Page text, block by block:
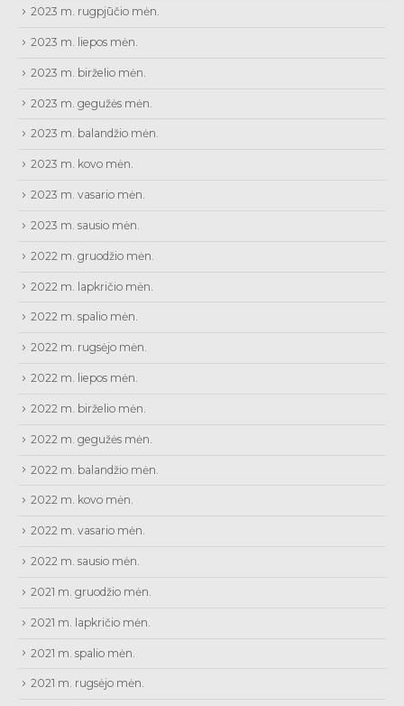
2023 m. rugpjūčio mėn.
2023 m. liepos mėn.
2023 m. birželio mėn.
2023 m. gegužės mėn.
2023 m. balandžio mėn.
2023 m. kovo mėn.
2023 m. vasario mėn.
2023 m. sausio mėn.
2022 m. gruodžio mėn.
2022 m. lapkričio mėn.
2022 m. spalio mėn.
2022 m. rugsėjo mėn.
2022 m. liepos mėn.
2022 m. birželio mėn.
2022 m. gegužės mėn.
2022 m. balandžio mėn.
2022 m. kovo mėn.
2022 m. vasario mėn.
2022 m. sausio mėn.
2021 m. gruodžio mėn.
2021 m. lapkričio mėn.
2021 m. spalio mėn.
2021 m. rugsėjo mėn.